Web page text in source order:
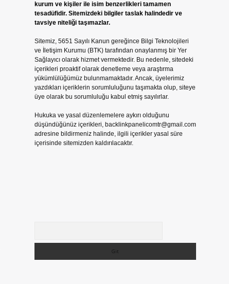
kurum ve kişiler ile isim benzerlikleri tamamen
tesadüfidir. Sitemizdeki bilgiler taslak halindedir ve
tavsiye niteliği taşımazlar.
Sitemiz, 5651 Sayılı Kanun gereğince Bilgi Teknolojileri
ve İletişim Kurumu (BTK) tarafından onaylanmış bir Yer
Sağlayıcı olarak hizmet vermektedir. Bu nedenle, sitedeki
içerikleri proaktif olarak denetleme veya araştırma
yükümlülüğümüz bulunmamaktadır. Ancak, üyelerimiz
yazdıkları içeriklerin sorumluluğunu taşımakta olup, siteye
üye olarak bu sorumluluğu kabul etmiş sayılırlar.
Hukuka ve yasal düzenlemelere aykırı olduğunu
düşündüğünüz içerikleri, backlinkpanelicomtr@gmail.com
adresine bildirmeniz halinde, ilgili içerikler yasal süre
içerisinde sitemizden kaldırılacaktır.